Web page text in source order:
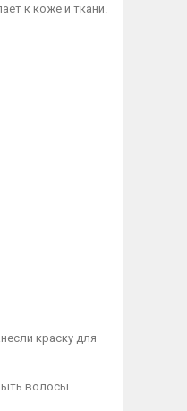
к коже и ткани.
краску для
волосы.